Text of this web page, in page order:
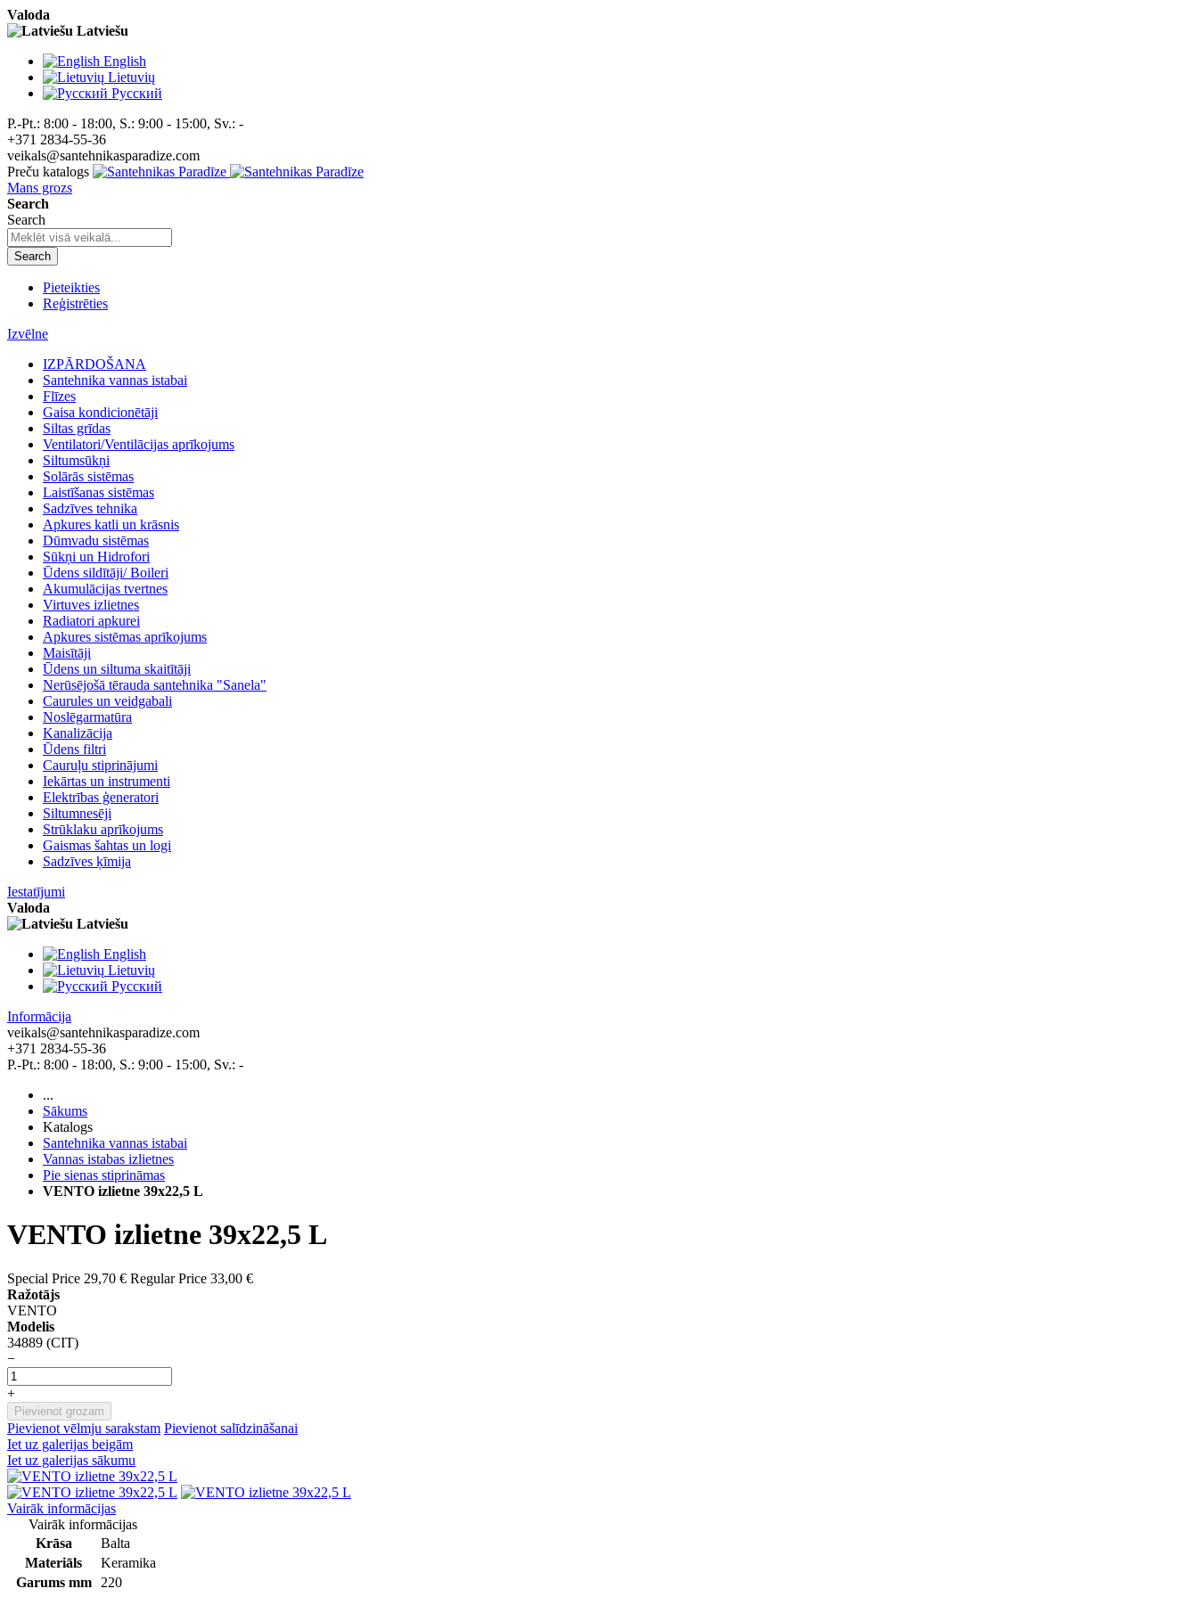
Valoda
Latviešu
English
Lietuvių
Pусский
P.-Pt.: 8:00 - 18:00, S.: 9:00 - 15:00, Sv.: -
+371 2834-55-36
veikals@santehnikasparadize.com
Preču katalogs
Mans grozs
Search
Search
Search
Pieteikties
Reģistrēties
Izvēlne
IZPĀRDOŠANA
Santehnika vannas istabai
Flīzes
Gaisa kondicionētāji
Siltas grīdas
Ventilatori/Ventilācijas aprīkojums
Siltumsūkņi
Solārās sistēmas
Laistīšanas sistēmas
Sadzīves tehnika
Apkures katli un krāsnis
Dūmvadu sistēmas
Sūkņi un Hidrofori
Ūdens sildītāji/ Boileri
Akumulācijas tvertnes
Virtuves izlietnes
Radiatori apkurei
Apkures sistēmas aprīkojums
Maisītāji
Ūdens un siltuma skaitītāji
Nerūsējošā tērauda santehnika "Sanela"
Caurules un veidgabali
Noslēgarmatūra
Kanalizācija
Ūdens filtri
Cauruļu stiprinājumi
Iekārtas un instrumenti
Elektrības ģeneratori
Siltumnesēji
Strūklaku aprīkojums
Gaismas šahtas un logi
Sadzīves ķīmija
Iestatījumi
Valoda
Latviešu
English
Lietuvių
Pусский
Informācija
veikals@santehnikasparadize.com
+371 2834-55-36
P.-Pt.: 8:00 - 18:00, S.: 9:00 - 15:00, Sv.: -
...
Sākums
Katalogs
Santehnika vannas istabai
Vannas istabas izlietnes
Pie sienas stiprināmas
VENTO izlietne 39x22,5 L
VENTO izlietne 39x22,5 L
Special Price 29,70 € Regular Price 33,00 €
Ražotājs
VENTO
Modelis
34889 (CIT)
−
+
Pievienot grozam
Pievienot vēlmju sarakstam Pievienot salīdzināšanai
Iet uz galerijas beigām
Iet uz galerijas sākumu
Vairāk informācijas
Vairāk informācijas
Krāsa
Balta
Materiāls
Keramika
Garums mm
220